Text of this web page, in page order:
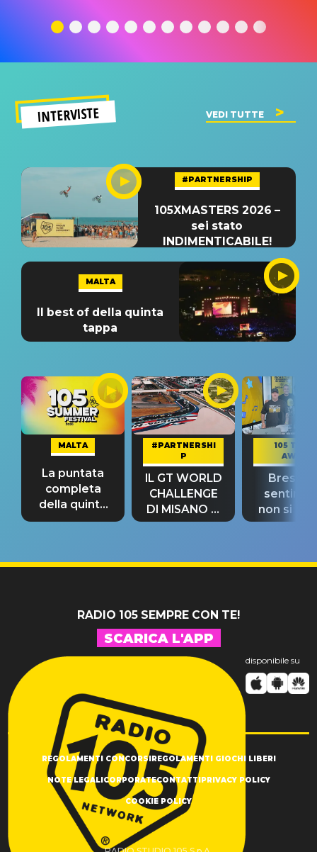
significato
del singolo
INTERVISTE VEDI TUTTE
#PARTNERSHIP
105XMASTERS 2026 –
sei stato
INDIMENTICABILE!
MALTA
Il best of della quinta
tappa
MALTA
La puntata
completa
della quinta
tappa
#PARTNERSHI
P
IL GT WORLD
CHALLENGE
DI MISANO si
riconferma
105 TAKE
AWAY
Bresh:
non si
fino alla
RADIO 105 SEMPRE CON TE!
SCARICA L'APP
disponibile su
REGOLAMENTI CONCORSIREGOLAMENTI GIOCHI LIBERI
NOTE LEGALICORPORATECONTATTIPRIVACY POLICY
COOKIE POLICY